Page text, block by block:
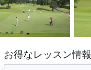
お得なレッスン情報